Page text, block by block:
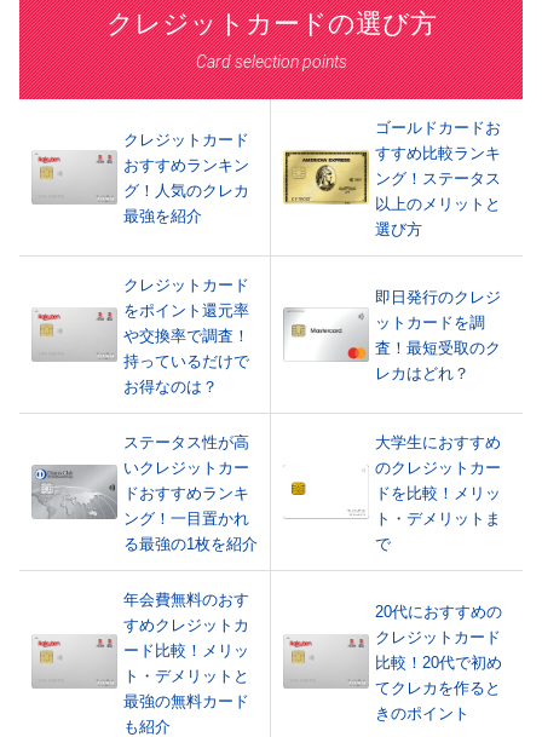
クレジットカードの選び方
Card selection points
クレジットカード
おすすめランキン
グ！人気のクレカ
最強を紹介
ゴールドカードお
すすめ比較ランキ
ング！ステータス
以上のメリットと
選び方
クレジットカード
をポイント還元率
や交換率で調査！
持っているだけで
お得なのは？
即日発行のクレジ
ットカードを調
査！最短受取のク
レカはどれ？
ステータス性が高
いクレジットカー
ドおすすめランキ
ング！一目置かれ
る最強の1枚を紹介
大学生におすすめ
のクレジットカー
ドを比較！メリッ
ト・デメリットま
で
年会費無料のおす
すめクレジットカ
ード比較！メリッ
ト・デメリットと
最強の無料カード
も紹介
20代におすすめの
クレジットカード
比較！20代で初め
てクレカを作ると
きのポイント